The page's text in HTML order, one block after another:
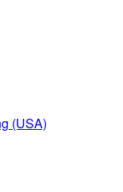
(USA)